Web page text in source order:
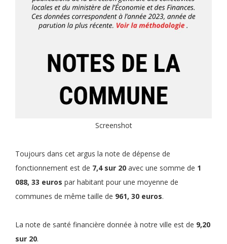
Screenshot
Toujours dans cet argus la note de dépense de
fonctionnement est de 7,4 sur 20 avec une somme de 1
088, 33 euros par habitant pour une moyenne de
communes de même taille de 961, 30 euros.
La note de santé financière donnée à notre ville est de 9,20
sur 20.